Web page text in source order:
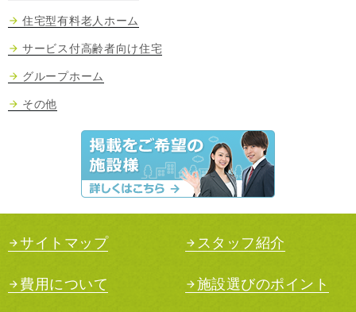
住宅型有料老人ホーム
サービス付高齢者向け住宅
グループホーム
その他
サイトマップ スタッフ紹介
費用について 施設選びのポイント